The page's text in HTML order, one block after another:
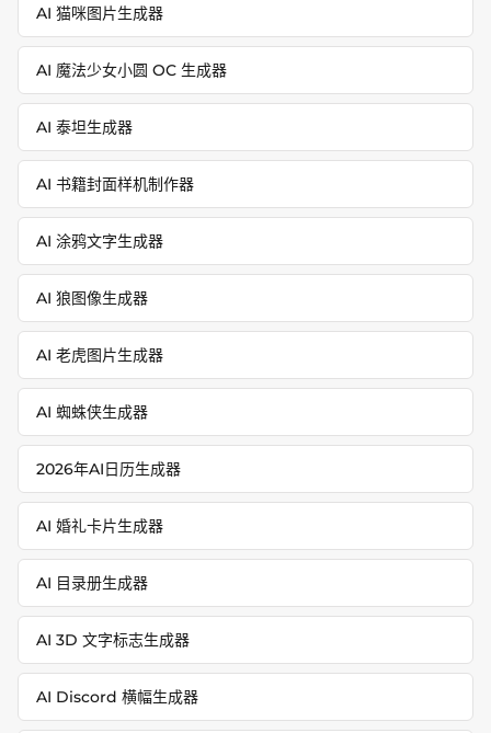
AI 猫咪图片生成器
AI 魔法少女小圆 OC 生成器
AI 泰坦生成器
AI 书籍封面样机制作器
AI 涂鸦文字生成器
AI 狼图像生成器
AI 老虎图片生成器
AI 蜘蛛侠生成器
2026年AI日历生成器
AI 婚礼卡片生成器
AI 目录册生成器
AI 3D 文字标志生成器
AI Discord 横幅生成器